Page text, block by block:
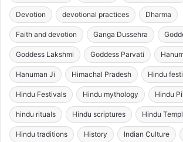
Devotion devotional practices Dharma
Faith and devotion Ganga Dussehra
Goddess Lakshmi Goddess Parvati
Hanuman Ji Himachal Pradesh Hindu
Hindu Festivals Hindu mythology Hindu
hindu rituals Hindu scriptures Hindu
Hindu traditions History Indian Culture